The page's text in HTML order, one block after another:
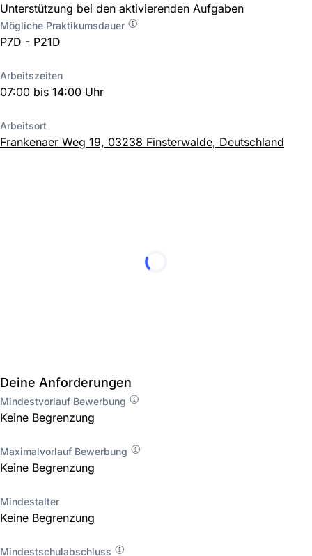
Unterstützung bei den aktivierenden Aufgaben
Mögliche Praktikumsdauer
P7D - P21D
Arbeitszeiten
07:00 bis 14:00 Uhr
Arbeitsort
Frankenaer Weg 19, 03238 Finsterwalde, Deutschland
Deine Anforderungen
Mindestvorlauf Bewerbung
Keine Begrenzung
Maximalvorlauf Bewerbung
Keine Begrenzung
Mindestalter
Keine Begrenzung
Mindestschulabschluss